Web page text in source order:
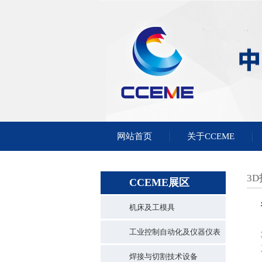
网站首页 关于CCEME
CCEME展区
机床及工模具
工业控制自动化及仪器仪表
焊接与切割技术设备
3D